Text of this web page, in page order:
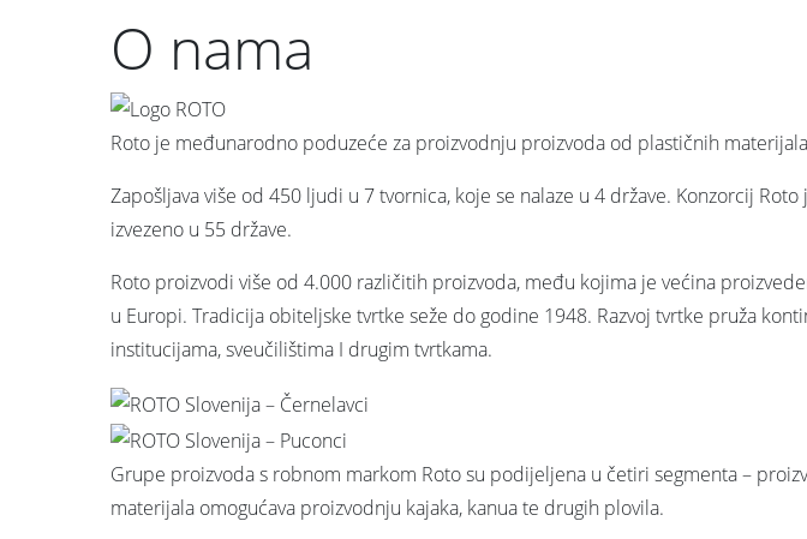
O nama
Roto je međunarodno poduzeće za proizvodnju proizvoda od plastičnih
Zapošljava više od 450 ljudi u 7 tvornica, koje se nalaze u 4 države. Konzorcij
izvezeno u 55 države.
Roto proizvodi više od 4.000 različitih proizvoda, među kojima je većina
u Europi. Tradicija obiteljske tvrtke seže do godine 1948. Razvoj tvrtke pruža
institucijama, sveučilištima I drugim tvrtkama.
Grupe proizvoda s robnom markom Roto su podijeljena u četiri segmenta –
materijala omogućava proizvodnju kajaka, kanua te drugih plovila.